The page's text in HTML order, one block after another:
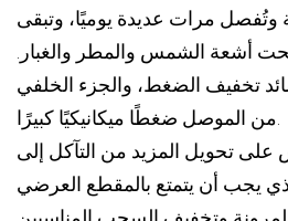
وتُفصل مرات عديدة يوميًا، وتبقى
أشعة الشمس والمطر والغبار.
تخفيف الضغط، والجزء الخلفي
على تحويل المزيد من التآكل إلى
يجب أن يتمتع بالمقطع العرضي